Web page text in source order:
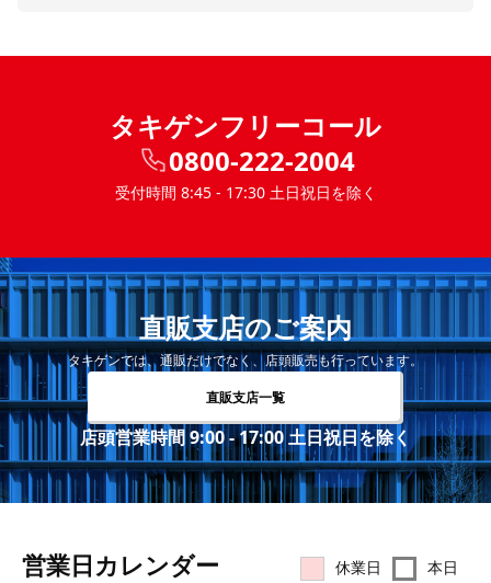
タキゲンフリーコール
0800-222-2004
受付時間 8:45 - 17:30 土日祝日を除く
直販支店のご案内
タキゲンでは、通販だけでなく、店頭販売も行っています。
直販支店一覧
店頭営業時間 9:00 - 17:00 土日祝日を除く
営業⽇カレンダー 休業日 本日